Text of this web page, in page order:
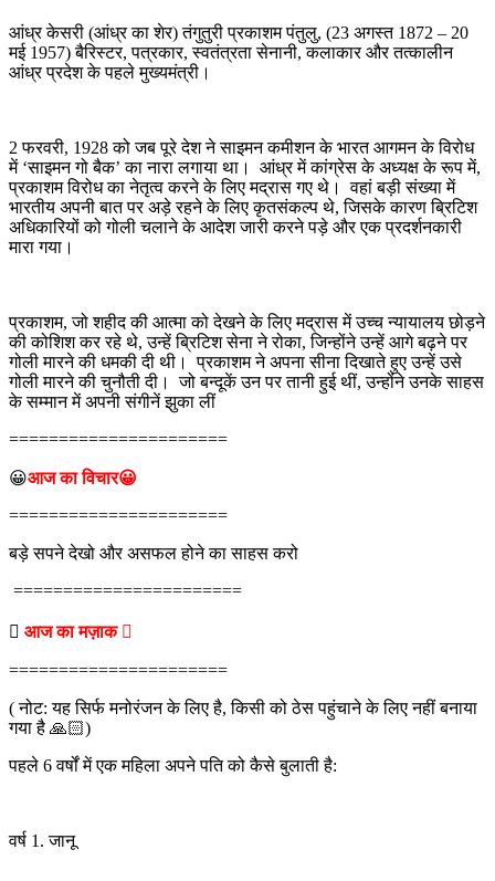
आंध्र केसरी (आंध्र का शेर) तंगुतुरी प्रकाशम पंतुलु, (23 अगस्त 1872 – 20
मई 1957) बैरिस्टर, पत्रकार, स्वतंत्रता सेनानी, कलाकार और तत्कालीन
आंध्र प्रदेश के पहले मुख्यमंत्री।
2 फरवरी, 1928 को जब पूरे देश ने साइमन कमीशन के भारत आगमन के विरोध
में ‘साइमन गो बैक’ का नारा लगाया था। आंध्र में कांग्रेस के अध्यक्ष के रूप में,
प्रकाशम विरोध का नेतृत्व करने के लिए मद्रास गए थे। वहां बड़ी संख्या में
भारतीय अपनी बात पर अड़े रहने के लिए कृतसंकल्प थे, जिसके कारण ब्रिटिश
अधिकारियों को गोली चलाने के आदेश जारी करने पड़े और एक प्रदर्शनकारी
मारा गया।
प्रकाशम, जो शहीद की आत्मा को देखने के लिए मद्रास में उच्च न्यायालय छोड़ने
की कोशिश कर रहे थे, उन्हें ब्रिटिश सेना ने रोका, जिन्होंने उन्हें आगे बढ़ने पर
गोली मारने की धमकी दी थी। प्रकाशम ने अपना सीना दिखाते हुए उन्हें उसे
गोली मारने की चुनौती दी। जो बन्दूकें उन पर तानी हुई थीं, उन्होंने उनके साहस
के सम्मान में अपनी संगीनें झुका लीं
======================
😀आज का विचार😀
======================
बड़े सपने देखो और असफल होने का साहस करो
=======================
 आज का मज़ाक 
======================
( नोट: यह सिर्फ मनोरंजन के लिए है, किसी को ठेस पहुंचाने के लिए नहीं बनाया
गया है 🙏🏻)
पहले 6 वर्षों में एक महिला अपने पति को कैसे बुलाती है:
वर्ष 1. जानू